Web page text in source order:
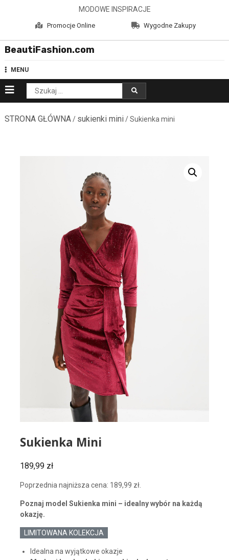
MODOWE INSPIRACJE
Promocje Online Wygodne Zakupy
BeautiFashion.com
MENU
Szukaj:
STRONA GŁÓWNA/ sukienki mini/ Sukienka mini
Sukienka Mini
189,99 zł
Poprzednia najniższa cena: 189,99 zł.
Poznaj model Sukienka mini – idealny wybór na każdą
okazję.
LIMITOWANA KOLEKCJA
Idealna na wyjątkowe okazje